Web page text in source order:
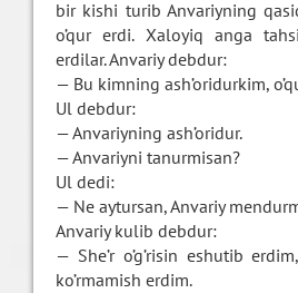
bir kishi turib Anvariyning
o’qur erdi. Xaloyiq anga
erdilar. Anvariy debdur:
— Bu kimning ash’oridurkim,
Ul debdur:
— Anvariyning ash’oridur.
— Anvariyni tanurmisan?
Ul dedi:
— Ne aytursan, Anvariy
Anvariy kulib debdur:
— She’r o’g’risin eshutib
ko’rmamish erdim.